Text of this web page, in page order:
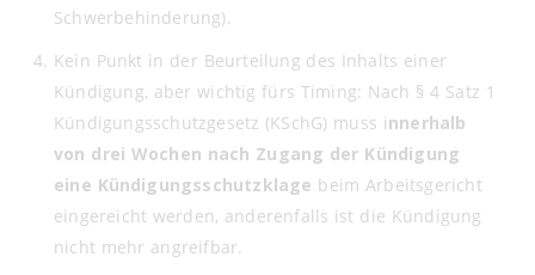
Schwerbehinderung).
Kein Punkt in der Beurteilung des Inhalts einer
Kündigung, aber wichtig fürs Timing: Nach § 4 Satz 1
Kündigungsschutzgesetz (KSchG) muss innerhalb
von drei Wochen nach Zugang der Kündigung
eine Kündigungsschutzklage beim Arbeitsgericht
eingereicht werden, anderenfalls ist die Kündigung
nicht mehr angreifbar.